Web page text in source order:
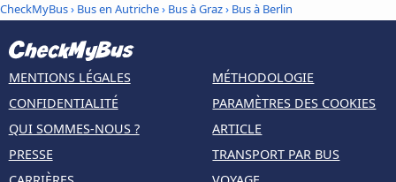
CheckMyBus› Bus en Autriche› Bus à Graz› Bus à Berlin
MENTIONS LÉGALES
CONFIDENTIALITÉ
QUI SOMMES-NOUS ?
PRESSE
MÉTHODOLOGIE
PARAMÈTRES DES COOKIES
ARTICLE
TRANSPORT PAR BUS